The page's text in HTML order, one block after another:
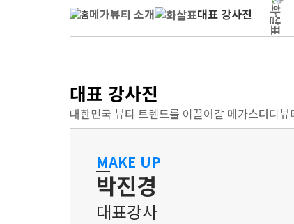
메가뷰티 소개 대표 강사진
대표 강사진
대한민국 뷰티 트렌드를 이끌어갈 메가스터디
MAKE UP
박진경
대표강사